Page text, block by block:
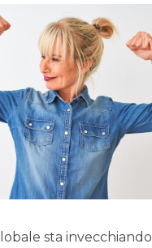
sta invecchiando